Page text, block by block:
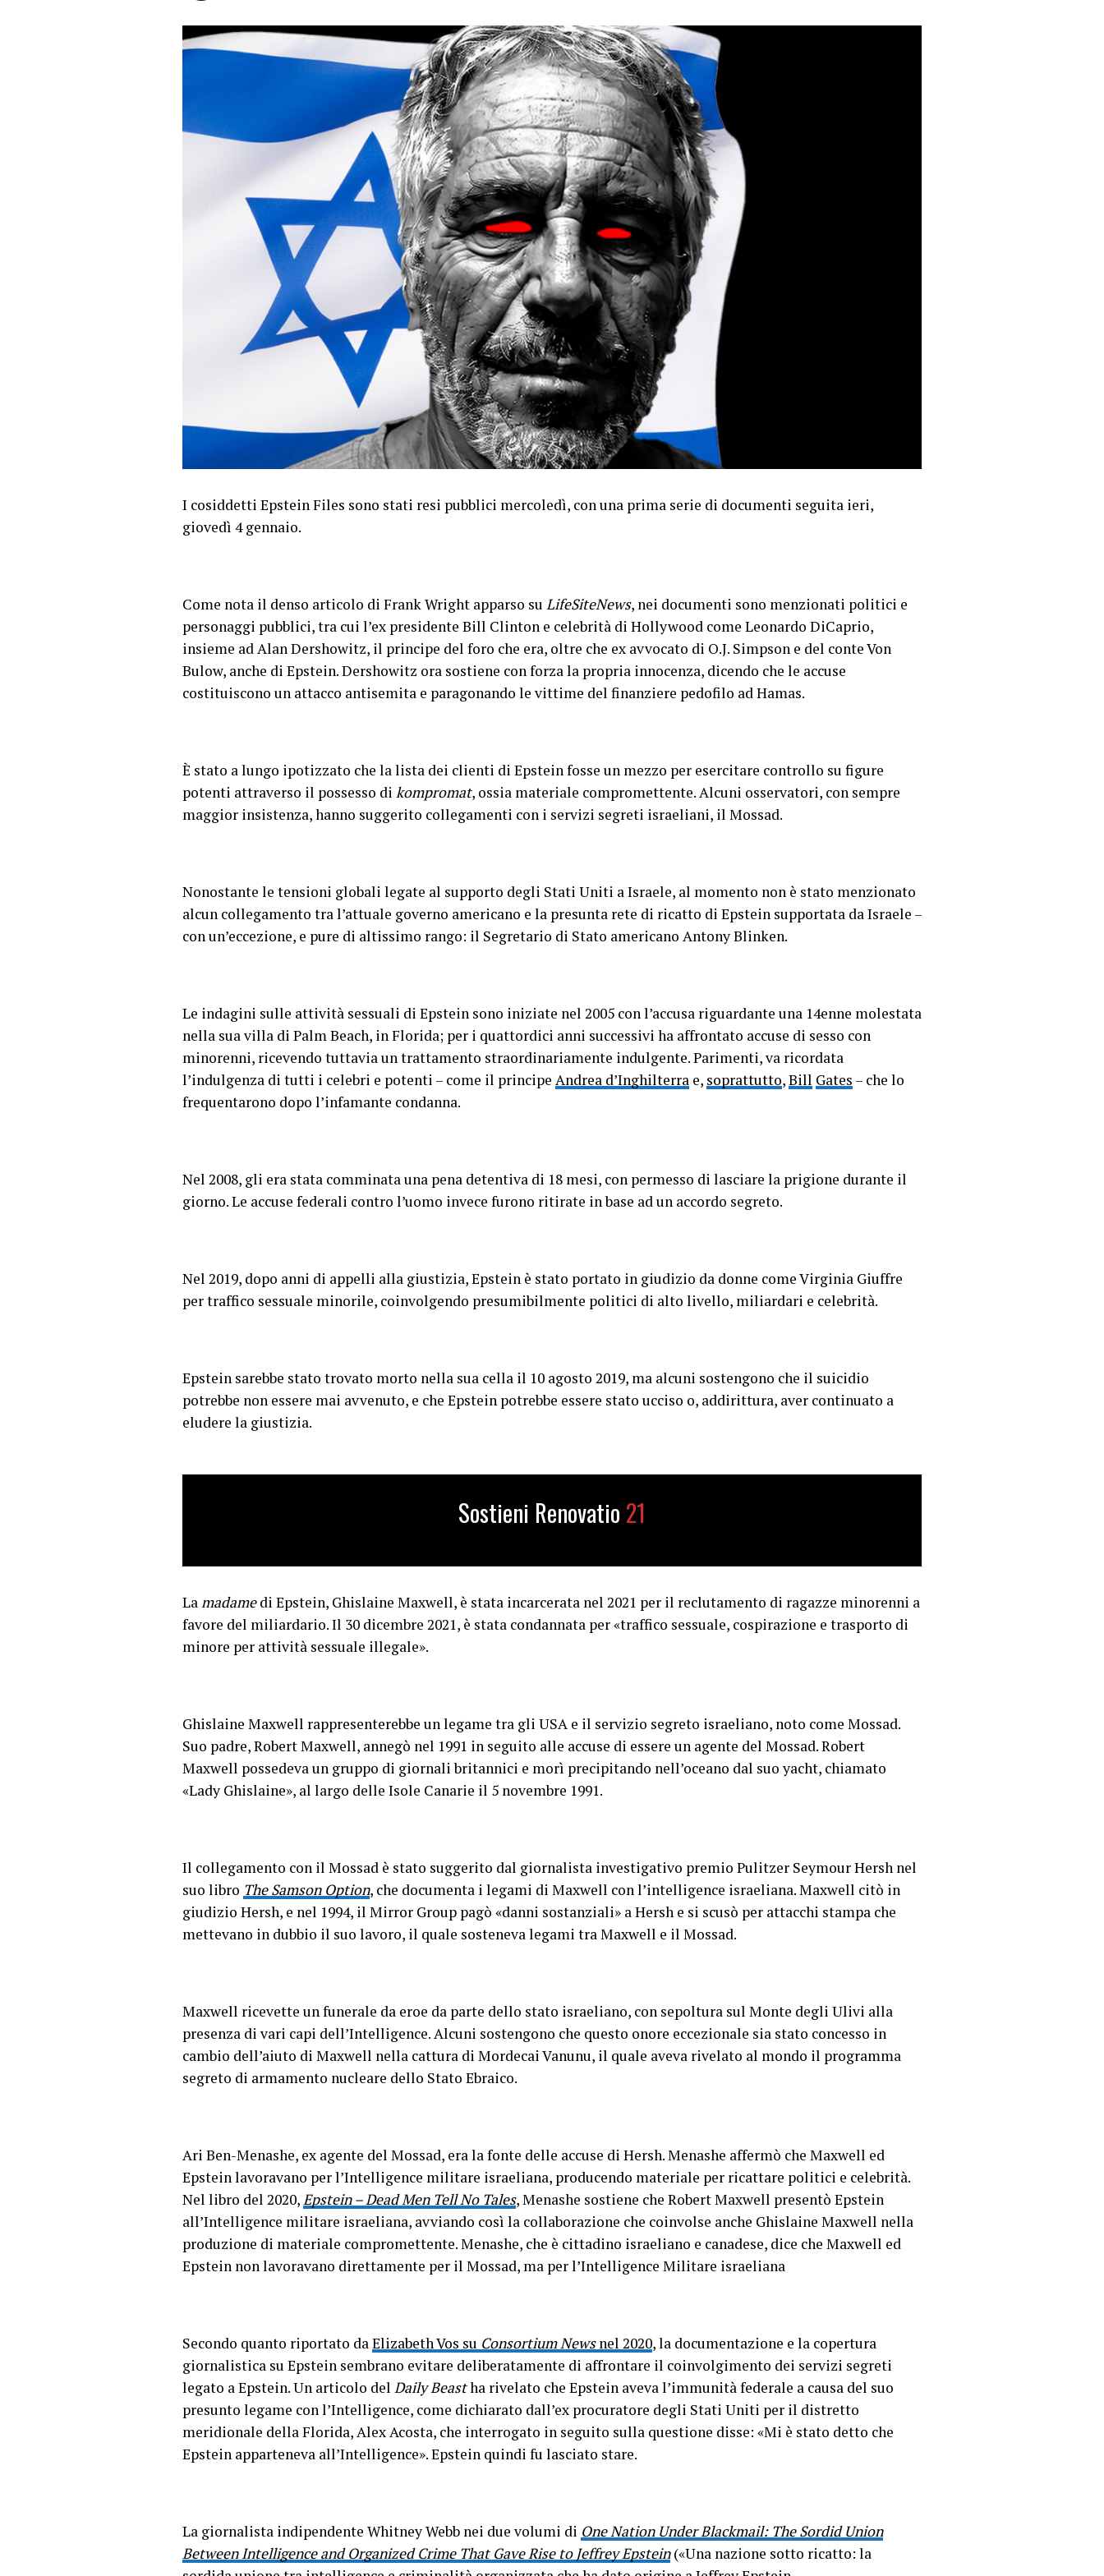
I cosiddetti Epstein Files sono stati resi pubblici mercoledì, con una prima serie di documenti seguita ieri,
giovedì 4 gennaio.
Come nota il denso articolo di Frank Wright apparso su LifeSiteNews, nei documenti sono menzionati politici e
personaggi pubblici, tra cui l’ex presidente Bill Clinton e celebrità di Hollywood come Leonardo DiCaprio,
insieme ad Alan Dershowitz, il principe del foro che era, oltre che ex avvocato di O.J. Simpson e del conte Von
Bulow, anche di Epstein. Dershowitz ora sostiene con forza la propria innocenza, dicendo che le accuse
costituiscono un attacco antisemita e paragonando le vittime del finanziere pedofilo ad Hamas.
È stato a lungo ipotizzato che la lista dei clienti di Epstein fosse un mezzo per esercitare controllo su figure
potenti attraverso il possesso di kompromat, ossia materiale compromettente. Alcuni osservatori, con sempre
maggior insistenza, hanno suggerito collegamenti con i servizi segreti israeliani, il Mossad.
Nonostante le tensioni globali legate al supporto degli Stati Uniti a Israele, al momento non è stato menzionato
alcun collegamento tra l’attuale governo americano e la presunta rete di ricatto di Epstein supportata da Israele –
con un’eccezione, e pure di altissimo rango: il Segretario di Stato americano Antony Blinken.
Le indagini sulle attività sessuali di Epstein sono iniziate nel 2005 con l’accusa riguardante una 14enne molestata
nella sua villa di Palm Beach, in Florida; per i quattordici anni successivi ha affrontato accuse di sesso con
minorenni, ricevendo tuttavia un trattamento straordinariamente indulgente. Parimenti, va ricordata
l’indulgenza di tutti i celebri e potenti – come il principe Andrea d’Inghilterra e, soprattutto,Bill Gates – che lo
frequentarono dopo l’infamante condanna.
Nel 2008, gli era stata comminata una pena detentiva di 18 mesi, con permesso di lasciare la prigione durante il
giorno. Le accuse federali contro l’uomo invece furono ritirate in base ad un accordo segreto.
Nel 2019, dopo anni di appelli alla giustizia, Epstein è stato portato in giudizio da donne come Virginia Giuffre
per traffico sessuale minorile, coinvolgendo presumibilmente politici di alto livello, miliardari e celebrità.
Epstein sarebbe stato trovato morto nella sua cella il 10 agosto 2019, ma alcuni sostengono che il suicidio
potrebbe non essere mai avvenuto, e che Epstein potrebbe essere stato ucciso o, addirittura, aver continuato a
eludere la giustizia.
Sostieni Renovatio 21
Lamadamedi Epstein, Ghislaine Maxwell, è stata incarcerata nel 2021 per il reclutamento di ragazze minorenni a
favore del miliardario. Il 30 dicembre 2021, è stata condannata per «traffico sessuale, cospirazione e trasporto di
minore per attività sessuale illegale».
Ghislaine Maxwell rappresenterebbe un legame tra gli USA e il servizio segreto israeliano, noto come Mossad.
Suo padre, Robert Maxwell, annegò nel 1991 in seguito alle accuse di essere un agente del Mossad. Robert
Maxwell possedeva un gruppo di giornali britannici e morì precipitando nell’oceano dal suo yacht, chiamato
«Lady Ghislaine», al largo delle Isole Canarie il 5 novembre 1991.
Il collegamento con il Mossad è stato suggerito dal giornalista investigativo premio Pulitzer Seymour Hersh nel
suo libro The Samson Option, che documenta i legami di Maxwell con l’intelligence israeliana. Maxwell citò in
giudizio Hersh, e nel 1994, il Mirror Group pagò «danni sostanziali» a Hersh e si scusò per attacchi stampa che
mettevano in dubbio il suo lavoro, il quale sosteneva legami tra Maxwell e il Mossad.
Maxwell ricevette un funerale da eroe da parte dello stato israeliano, con sepoltura sul Monte degli Ulivi alla
presenza di vari capi dell’Intelligence. Alcuni sostengono che questo onore eccezionale sia stato concesso in
cambio dell’aiuto di Maxwell nella cattura di Mordecai Vanunu, il quale aveva rivelato al mondo il programma
segreto di armamento nucleare dello Stato Ebraico.
Ari Ben-Menashe, ex agente del Mossad, era la fonte delle accuse di Hersh. Menashe affermò che Maxwell ed
Epstein lavoravano per l’Intelligence militare israeliana, producendo materiale per ricattare politici e celebrità.
Nel libro del 2020,Epstein – Dead Men Tell No Tales, Menashe sostiene che Robert Maxwell presentò Epstein
all’Intelligence militare israeliana, avviando così la collaborazione che coinvolse anche Ghislaine Maxwell nella
produzione di materiale compromettente. Menashe, che è cittadino israeliano e canadese, dice che Maxwell ed
Epstein non lavoravano direttamente per il Mossad, ma per l’Intelligence Militare israeliana
Secondo quanto riportato daElizabeth Vos su Consortium Newsnel 2020, la documentazione e la copertura
giornalistica su Epstein sembrano evitare deliberatamente di affrontare il coinvolgimento dei servizi segreti
legato a Epstein. Un articolo del Daily Beastha rivelato che Epstein aveva l’immunità federale a causa del suo
presunto legame con l’Intelligence, come dichiarato dall’ex procuratore degli Stati Uniti per il distretto
meridionale della Florida, Alex Acosta, che interrogato in seguito sulla questione disse: «Mi è stato detto che
Epstein apparteneva all’Intelligence». Epstein quindi fu lasciato stare.
La giornalista indipendente Whitney Webb nei due volumi di One Nation Under Blackmail: The Sordid Union
Between Intelligence and Organized Crime That Gave Rise to Jeffrey Epstein(«Una nazione sotto ricatto: la